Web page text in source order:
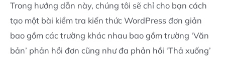
Trong hướng dẫn này, chúng tôi sẽ chỉ cho bạn cách
tạo một bài kiểm tra kiến ​​thức WordPress đơn giản
bao gồm các trường khác nhau bao gồm trường ‘Văn
bản’ phản hồi đơn cũng như đa phản hồi ‘Thả xuống’